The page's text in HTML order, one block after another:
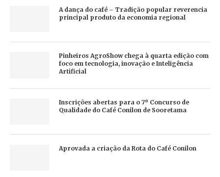
A dança do café – Tradição popular reverencia
principal produto da economia regional
Pinheiros AgroShow chega à quarta edição com
foco em tecnologia, inovação e Inteligência
Artificial
Inscrições abertas para o 7º Concurso de
Qualidade do Café Conilon de Sooretama
Aprovada a criação da Rota do Café Conilon